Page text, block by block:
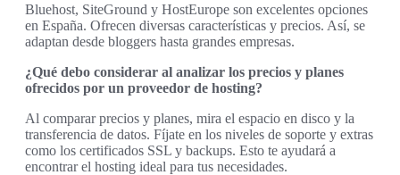
Bluehost, SiteGround y HostEurope son excelentes opciones
en España. Ofrecen diversas características y precios. Así, se
adaptan desde bloggers hasta grandes empresas.
¿Qué debo considerar al analizar los precios y planes
ofrecidos por un proveedor de hosting?
Al comparar precios y planes, mira el espacio en disco y la
transferencia de datos. Fíjate en los niveles de soporte y extras
como los certificados SSL y backups. Esto te ayudará a
encontrar el hosting ideal para tus necesidades.